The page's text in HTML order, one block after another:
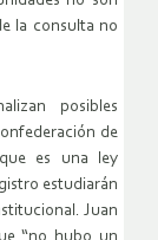
la consulta no
posibles
de
que es una ley
estudiarán
Juan